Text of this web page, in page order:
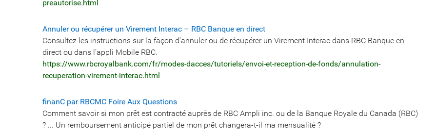
preautorise.html
Annuler ou récupérer un Virement Interac – RBC Banque en direct
Consultez les instructions sur la façon d’annuler ou de récupérer un Virement Interac dans RBC Banque en
direct ou dans l’appli Mobile RBC.
https://www.rbcroyalbank.com/fr/modes-dacces/tutoriels/envoi-et-reception-de-fonds/annulation-
recuperation-virement-interac.html
finanC par RBCMC Foire Aux Questions
Comment savoir si mon prêt est contracté auprès de RBC Ampli inc. ou de la Banque Royale du Canada (RBC)
? ... Un remboursement anticipé partiel de mon prêt changera-t-il ma mensualité ?